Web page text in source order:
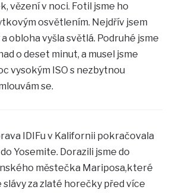
vězení v noci. Fotil jsme ho
osvětlením. Nejdřív jsem
obloha vyšla světlá. Podruhé jsme
o deset minut, a musel jsme
vysokým ISO s nezbytnou
se.
IDIFu v Kalifornii pokračovala
Yosemite. Dorazili jsme do
městečka Mariposa,které
za zlaté horečky před více